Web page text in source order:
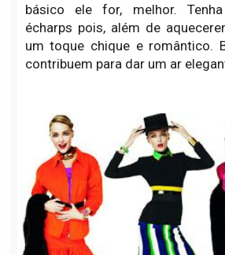
básico ele for, melhor.
écharps pois, além de
um toque chique e romântico.
contribuem para dar um ar